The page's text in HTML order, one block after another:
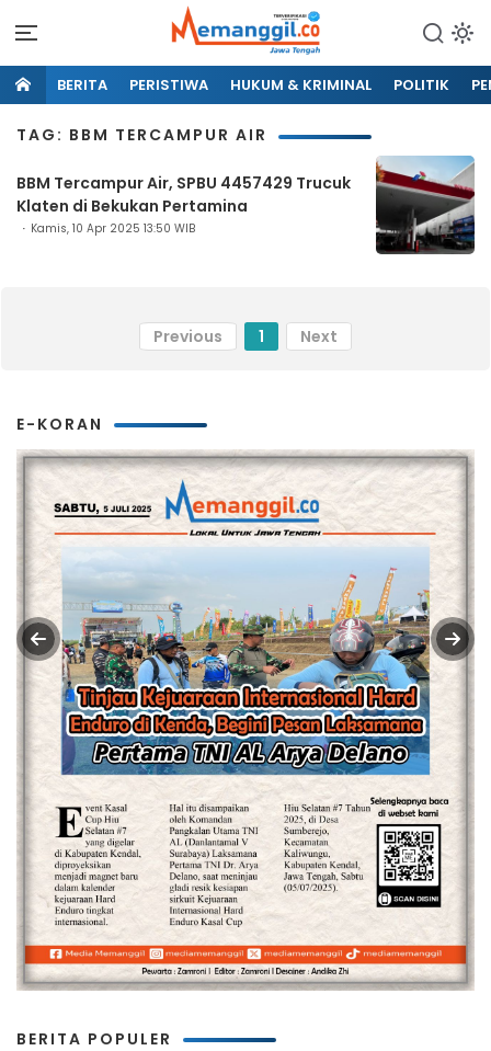
BERITA PERISTIWA HUKUM & KRIMINAL POLITIK
TAG: BBM TERCAMPUR AIR
BBM Tercampur Air, SPBU 4457429 Trucuk
Klaten di Bekukan Pertamina
Kamis, 10 Apr 2025 13:50 WIB
Previous 1 Next
E-KORAN
BERITA POPULER